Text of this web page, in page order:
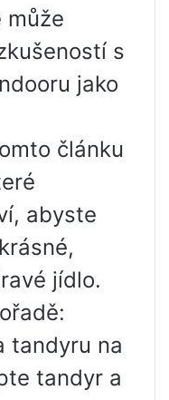
může
s
jako
článku
abyste
jídlo.
tandyru na
tandyr a